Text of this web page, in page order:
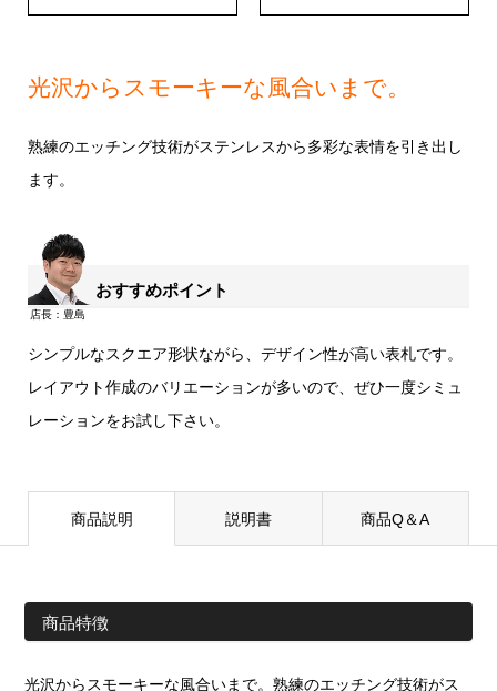
光沢からスモーキーな風合いまで。
熟練のエッチング技術がステンレスから多彩な表情を引き出し
ます。
おすすめポイント
シンプルなスクエア形状ながら、デザイン性が高い表札です。
レイアウト作成のバリエーションが多いので、ぜひ一度シミュ
レーションをお試し下さい。
商品説明 説明書 商品Q＆A
商品特徴
光沢からスモーキーな風合いまで。熟練のエッチング技術がス